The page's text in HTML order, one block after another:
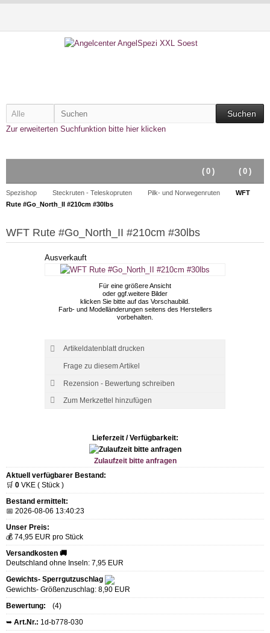
Suchen
Zur erweiterten Suchfunktion bitte hier klicken
( 0 )
( 0 )
Spezishop Steckruten - Teleskopruten Pilk- und Norwegenruten
WFT
Rute #Go_North_II #210cm #30lbs
WFT Rute #Go_North_II #210cm #30lbs
Ausverkauft
Für eine größere Ansicht
oder ggf.weitere Bilder
klicken Sie bitte auf das Vorschaubild.
Farb- und Modelländerungen seitens des Herstellers
vorbehalten.
Artikeldatenblatt drucken
Frage zu diesem Artikel
Rezension - Bewertung schreiben
Lieferzeit / Verfügbarkeit:
Zulaufzeit bitte anfragen
Aktuell verfügbarer Bestand:
🛒 0 VKE ( Stück )
Bestand ermittelt:
📅 2026-08-06 13:40:23
Unser Preis:
💰 74,95 EUR pro Stück
Versandkosten 🚚
Deutschland ohne Inseln: 7,95 EUR
Gewichts- Sperrgutzuschlag
Gewichts- Größenzuschlag: 8,90 EUR
Bewertung:
(4)
➥ Art.Nr.: 1d-b778-030